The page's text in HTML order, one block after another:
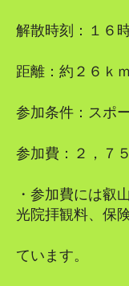
解散時刻：１６
距離：約２６ｋ
参加条件：スポ
参加費：２，７
・参加費には叡
光院拝観料、保
ています。